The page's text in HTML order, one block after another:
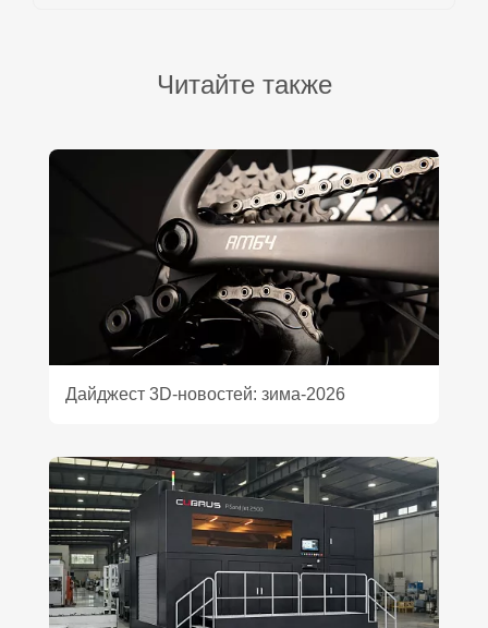
Читайте также
Дайджест 3D‑новостей: зима‑2026